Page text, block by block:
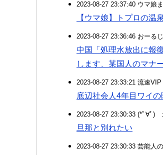
2023-08-27 23:37:40 ウマ娘
【ウマ娘】トプロの温
2023-08-27 23:36:46 おーる
中国「処理水放出に報
します、某国人のマナ
2023-08-27 23:33:21 流速VIP
底辺社会人4年目ワイ
2023-08-27 23:30:33 (*ﾟ∀ﾟ)
旦那と別れたい
2023-08-27 23:30:33 芸能人